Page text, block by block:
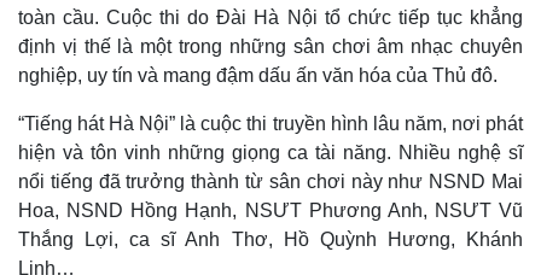
toàn cầu. Cuộc thi do Đài Hà Nội tổ chức tiếp tục khẳng
định vị thế là một trong những sân chơi âm nhạc chuyên
nghiệp, uy tín và mang đậm dấu ấn văn hóa của Thủ đô.
“Tiếng hát Hà Nội” là cuộc thi truyền hình lâu năm, nơi phát
hiện và tôn vinh những giọng ca tài năng. Nhiều nghệ sĩ
nổi tiếng đã trưởng thành từ sân chơi này như NSND Mai
Hoa, NSND Hồng Hạnh, NSƯT Phương Anh, NSƯT Vũ
Thắng Lợi, ca sĩ Anh Thơ, Hồ Quỳnh Hương, Khánh
Linh…